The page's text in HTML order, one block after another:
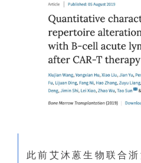
此前艾沐蒽生物联合